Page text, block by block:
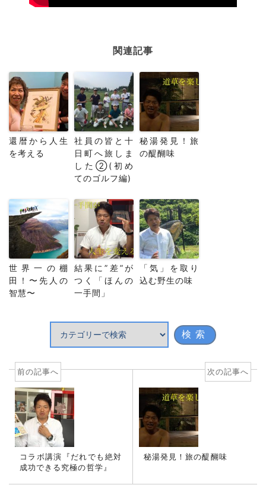
関連記事
還暦から人生
を考える
社員の皆と十
日町へ旅しま
した②(初め
てのゴルフ編)
秘湯発見！旅
の醍醐味
世界一の棚
田！〜先人の
智慧〜
結果に”差”が
つく「ほんの
一手間」
「気」を取り
込む野生の味
前の記事へ
コラボ講演『だれでも絶対
成功できる究極の哲学』
次の記事へ
秘湯発見！旅の醍醐味